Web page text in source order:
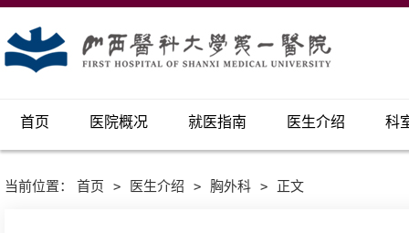
首页 医院概况 就医指南 医生介绍 科
当前位置： 首页 > 医生介绍 > 胸外科 > 正文